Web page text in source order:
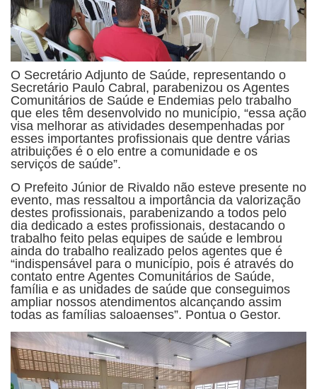
O Secretário Adjunto de Saúde, representando o
Secretário Paulo Cabral, parabenizou os Agentes
Comunitários de Saúde e Endemias pelo trabalho
que eles têm desenvolvido no município, “essa ação
visa melhorar as atividades desempenhadas por
esses importantes profissionais que dentre várias
atribuições é o elo entre a comunidade e os
serviços de saúde”.
O Prefeito Júnior de Rivaldo não esteve presente no
evento, mas ressaltou a importância da valorização
destes profissionais, parabenizando a todos pelo
dia dedicado a estes profissionais, destacando o
trabalho feito pelas equipes de saúde e lembrou
ainda do trabalho realizado pelos agentes que é
“indispensável para o município, pois é através do
contato entre Agentes Comunitários de Saúde,
família e as unidades de saúde que conseguimos
ampliar nossos atendimentos alcançando assim
todas as famílias saloaenses”. Pontua o Gestor.